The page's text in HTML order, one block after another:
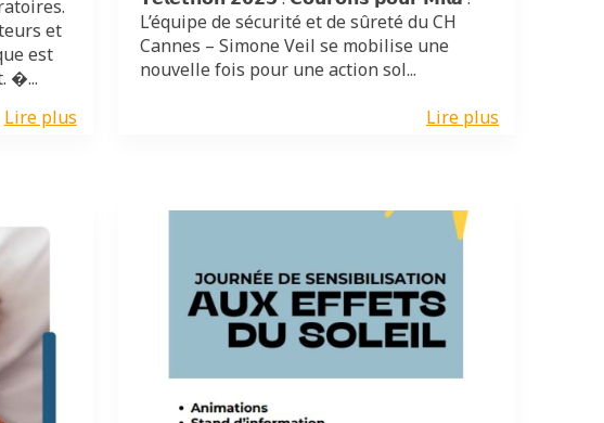
et
est
�...
Lire plus
L’équipe de sécurité et de sûreté du CH
Cannes – Simone Veil se mobilise une
nouvelle fois pour une action sol...
Lire plus